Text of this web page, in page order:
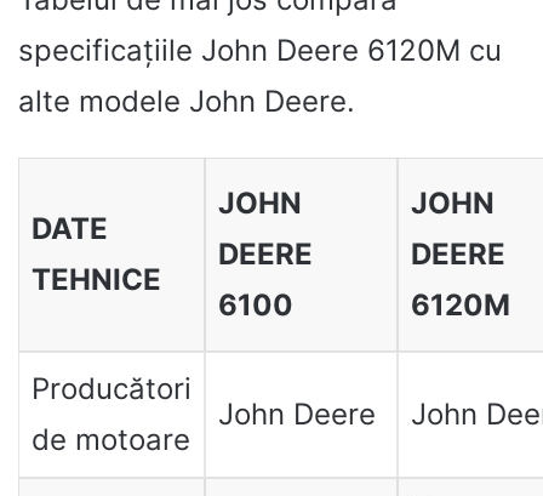
specificațiile John Deere 6120M cu
alte modele John Deere.
DATE
TEHNICE
JOHN
DEERE
6100
JOHN
DEERE
6120M
Producători
de motoare
John Deere John